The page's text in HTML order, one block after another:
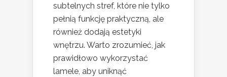
subtelnych stref, które nie tylko
pełnią funkcję praktyczną, ale
również dodają estetyki
wnętrzu. Warto zrozumieć, jak
prawidłowo wykorzystać
lamele, aby uniknąć